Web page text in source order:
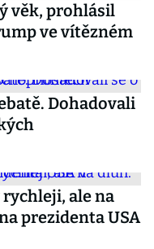
věk, prohlásil
ve vítězném
Dohadovali
ale na
prezidenta USA